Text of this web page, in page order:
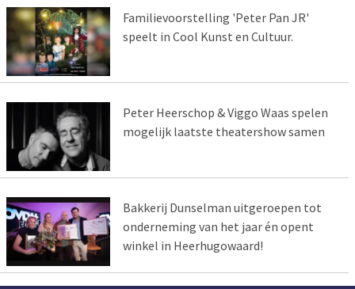
Familievoorstelling 'Peter Pan JR'
speelt in Cool Kunst en Cultuur.
Peter Heerschop & Viggo Waas spelen
mogelijk laatste theatershow samen
Bakkerij Dunselman uitgeroepen tot
onderneming van het jaar én opent
winkel in Heerhugowaard!